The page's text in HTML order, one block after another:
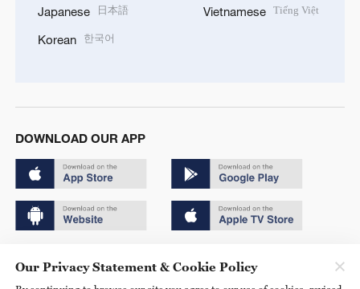
Japanese 日本語
Korean 한국어
Vietnamese Tiếng Việt
DOWNLOAD OUR APP
京ICP备20000184号
Our Privacy Statement & Cookie Policy